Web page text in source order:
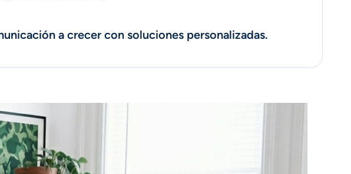
a crecer con soluciones personalizadas.